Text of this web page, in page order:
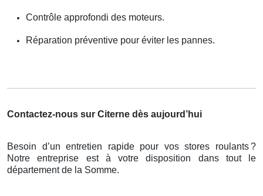
Contrôle approfondi des moteurs.
Réparation préventive pour éviter les pannes.
Contactez-nous sur Citerne dès aujourd’hui
Besoin d’un entretien rapide pour vos stores roulants?
Notre entreprise est à votre disposition dans tout le
département de la Somme.